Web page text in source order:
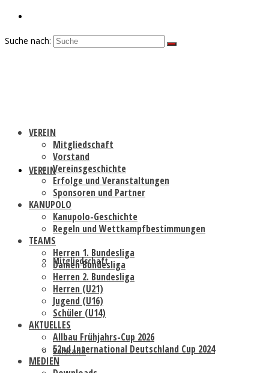
Suche nach:
VEREIN
Mitgliedschaft
Vorstand
VEREIN
Mitgliedschaft
Vorstand
Vereinsgeschichte
Erfolge und Veranstaltungen
Sponsoren und Partner
KANUPOLO
Kanupolo-Geschichte
Regeln und Wettkampfbestimmungen
TEAMS
Herren 1. Bundesliga
Damen Bundesliga
Herren 2. Bundesliga
Herren (U21)
Jugend (U16)
Schüler (U14)
AKTUELLES
Allbau Frühjahrs-Cup 2026
52nd International Deutschland Cup 2024
MEDIEN